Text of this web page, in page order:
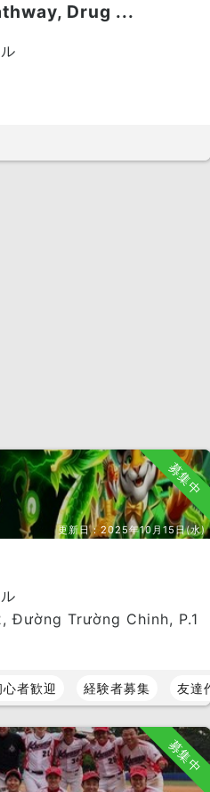
Drug ...
募集中
更新日：2025年10月15日(水)
Đường Trường Chinh,
心者歓迎 経験者募集 友達
募集中